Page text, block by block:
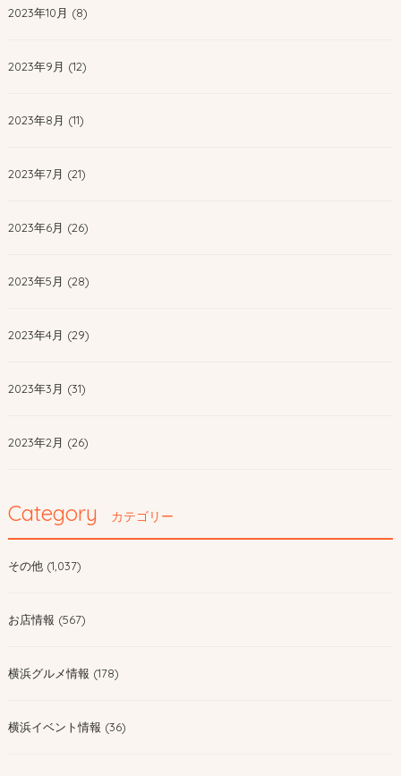
2023年10月 (8)
2023年9月 (12)
2023年8月 (11)
2023年7月 (21)
2023年6月 (26)
2023年5月 (28)
2023年4月 (29)
2023年3月 (31)
2023年2月 (26)
Category カテゴリー
その他 (1,037)
お店情報 (567)
横浜グルメ情報 (178)
横浜イベント情報 (36)